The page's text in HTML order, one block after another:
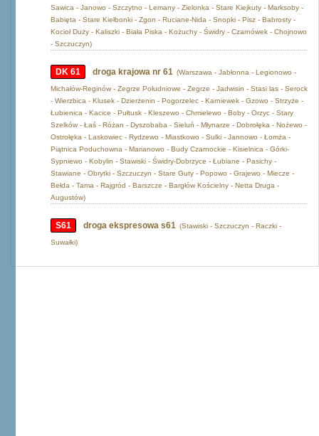
Sawica - Janowo - Szczytno - Lemany - Zielonka - Stare Kiejkuty - Marksoby -
Babięta - Stare Kiełbonki - Zgon - Ruciane-Nida - Snopki - Pisz - Babrosty -
Kocioł Duży - Kaliszki - Biała Piska - Kożuchy - Świdry - Czarnówek - Chojnowo
- Szczuczyn)
DK 61 droga krajowa nr 61 (Warszawa - Jabłonna - Legionowo -
Michałów-Reginów - Zegrze Południowe - Zegrze - Jadwisin - Stasi las - Serock
- Wierzbica - Klusek - Dzierżenin - Pogorzelec - Karniewek - Gzowo - Strzyże -
Łubienica - Kacice - Pułtusk - Kleszewo - Chmielewo - Boby - Orzyc - Stary
Szelków - Łaś - Różan - Dyszobaba - Sieluń - Młynarze - Dobrołęka - Nożewo -
Ostrołęka - Laskowiec - Rydzewo - Miastkowo - Sulki - Jannowo - Łomża -
Piątnica Poduchowna - Marianowo - Budy Czarnockie - Kisielnica - Górki-
Sypniewo - Kobylin - Stawiski - Świdry-Dobrzyce - Łubiane - Pasichy -
Stawiane - Obrytki - Szczuczyn - Stare Guty - Popowo - Grajewo - Miecze -
Bełda - Tama - Rajgród - Barszcze - Bargłów Kościelny - Netta Druga -
Augustów)
S61 droga ekspresowa s61 (Stawiski - Szczuczyn - Raczki -
Suwałki)